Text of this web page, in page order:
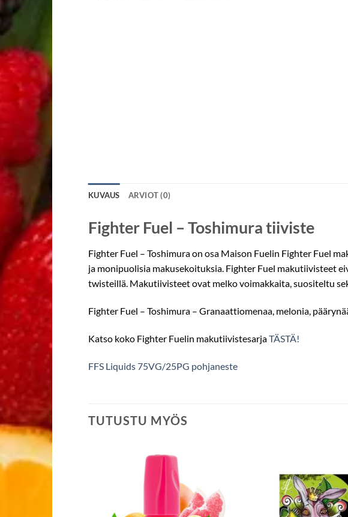
KUVAUS ARVIOT (0)
Fighter Fuel – Toshimura tiiviste
Fighter Fuel – Toshimura on osa Maison Fuelin Fighter Fuel
ja monipuolisia makusekoituksia. Fighter Fuel makutiivisteet
twisteillä. Makutiivisteet ovat melko voimakkaita, suositeltu
Fighter Fuel – Toshimura – Granaattiomenaa, melonia,
Katso koko Fighter Fuelin makutiivistesarjaTÄSTÄ!
FFS Liquids 75VG/25PG pohjaneste
TUTUSTU MYÖS